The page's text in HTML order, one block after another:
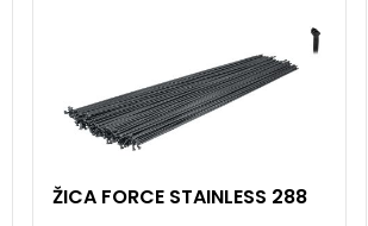
ŽICA FORCE STAINLESS 288